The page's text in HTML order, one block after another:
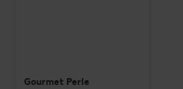
Gourmet Perle